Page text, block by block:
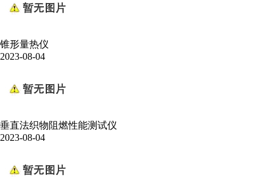
锥形量热仪
2023-08-04
垂直法织物阻燃性能测试仪
2023-08-04